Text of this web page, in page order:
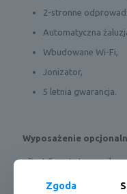
2-stronne
Automatyczna
Wbudowane Wi-Fi,
Jonizator,
5 letnia gwarancja.
Wyposażenie
- Port Smart sterownika
- Sterownik przewodowy,
Zgoda